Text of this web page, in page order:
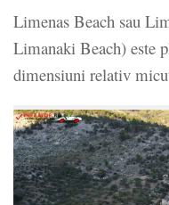
Limenas Beach sau
Limanaki Beach) este
dimensiuni relativ